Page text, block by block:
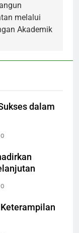
melalui
Akademik
dalam
0
0